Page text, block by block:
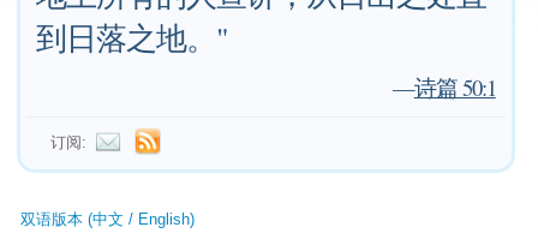
到日落之地。"
—诗篇 50:1
订阅:
双语版本 (中文 / English)